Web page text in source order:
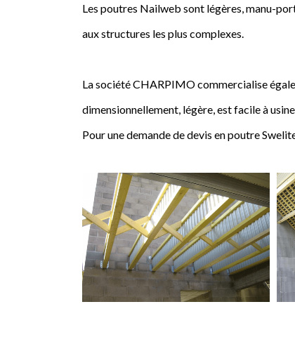
Les poutres Nailweb sont légères, manu-
aux structures les plus complexes.
La société CHARPIMO commercialise
dimensionnellement, légère, est facile à
Pour une demande de devis en poutre